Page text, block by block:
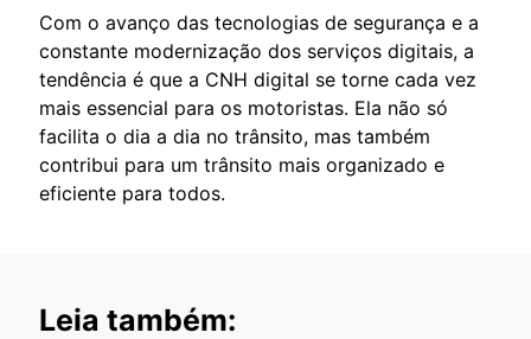
Com o avanço das tecnologias de segurança e a
constante modernização dos serviços digitais, a
tendência é que a CNH digital se torne cada vez
mais essencial para os motoristas. Ela não só
facilita o dia a dia no trânsito, mas também
contribui para um trânsito mais organizado e
eficiente para todos.
Leia também: